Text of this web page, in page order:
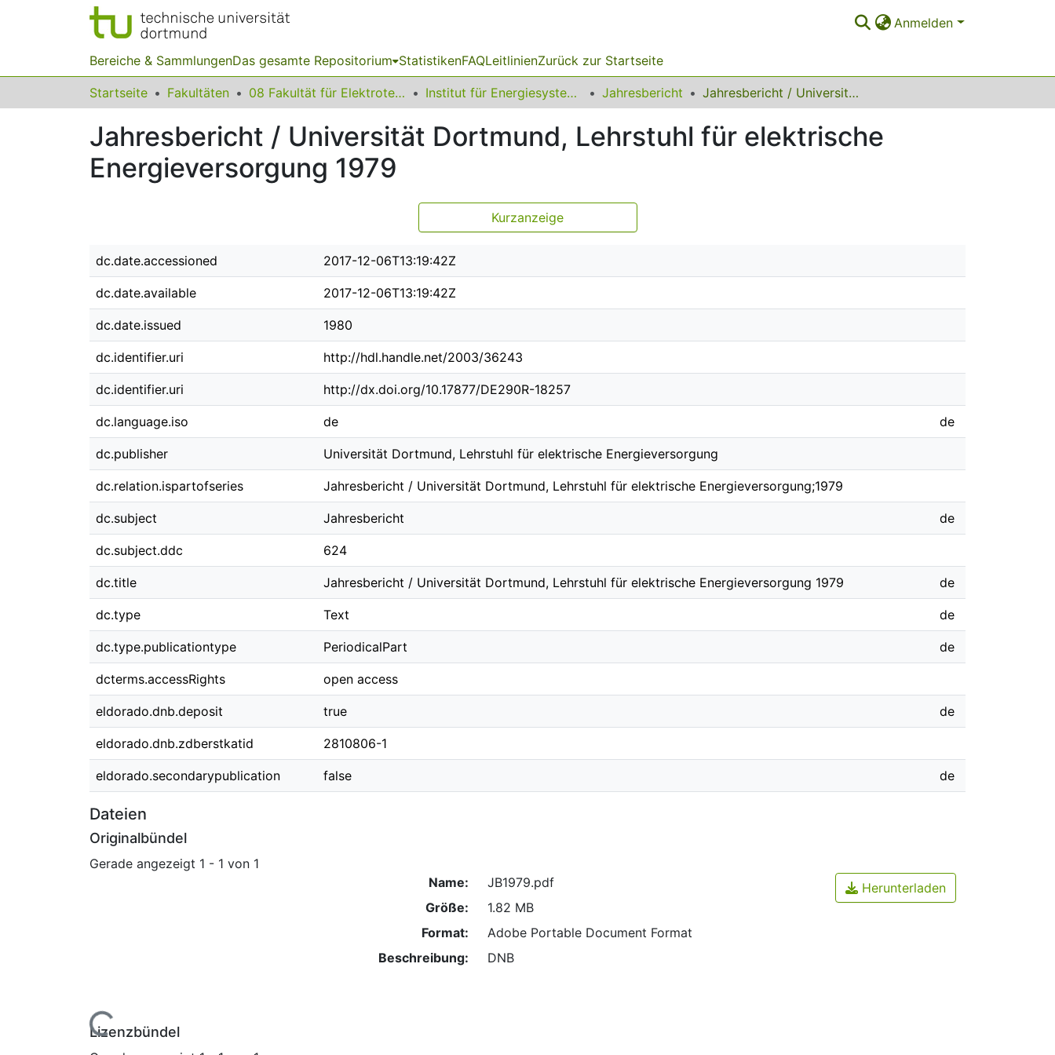
Anmelden
Bereiche & SammlungenDas gesamte Repositorium StatistikenFAQLeitlinienZurück zur Startseite
Startseite Fakultäten 08 Fakultät für Elektrotechnik und Informationstechnik Institut für Energiesysteme, Energieeffizienz und Energiewirtschaft Jahresbericht Jahresbericht / Universität Dortmund, Lehrstuhl für elektrische Energieversorgung 1979
Jahresbericht / Universität Dortmund, Lehrstuhl für elektrische
Energieversorgung 1979
Kurzanzeige
dc.date.accessioned 2017-12-06T13:19:42Z
dc.date.available 2017-12-06T13:19:42Z
dc.date.issued 1980
dc.identifier.uri http://hdl.handle.net/2003/36243
dc.identifier.uri http://dx.doi.org/10.17877/DE290R-18257
dc.language.iso de de
dc.publisher Universität Dortmund, Lehrstuhl für elektrische Energieversorgung
dc.relation.ispartofseries Jahresbericht / Universität Dortmund, Lehrstuhl für elektrische Energieversorgung;1979
dc.subject Jahresbericht de
dc.subject.ddc 624
dc.title Jahresbericht / Universität Dortmund, Lehrstuhl für elektrische Energieversorgung 1979 de
dc.type Text de
dc.type.publicationtype PeriodicalPart de
dcterms.accessRights open access
eldorado.dnb.deposit true de
eldorado.dnb.zdberstkatid 2810806-1
eldorado.secondarypublication false de
Dateien
Originalbündel
Gerade angezeigt 1 - 1 von 1
Lade...
Name:
JB1979.pdf
Größe:
1.82 MB
Format:
Adobe Portable Document Format
Beschreibung:
DNB
Herunterladen
Lizenzbündel